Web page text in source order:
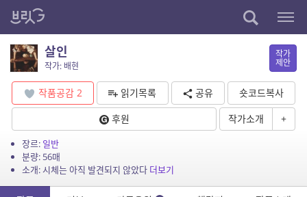
살인
작가: 배현
작가
제안
작품공감 2 읽기목록 공유
숏코드복사
후원
작가소개 +
장르: 일반
분량: 56매
소개: 시체는 아직 발견되지 않았다 더보기